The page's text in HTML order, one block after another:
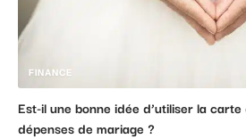
FINANCE
Est-il une bonne idée d’utiliser la
dépenses de mariage ?